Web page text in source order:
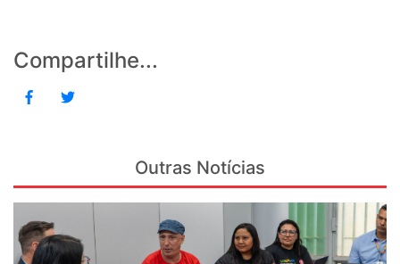
Compartilhe...
Outras Notícias